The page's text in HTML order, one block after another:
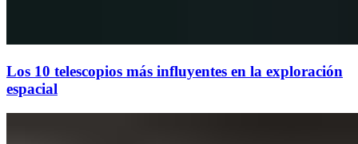
Los 10 telescopios más influyentes en la exploración
espacial